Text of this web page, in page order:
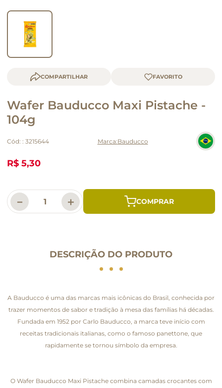
COMPARTILHAR
Wafer Bauducco Maxi Pistache -
104g
Cód: : 3215644 Bauducco
R$ 5,30
＋
－
DESCRIÇÃO DO PRODUTO
A Bauducco é uma das marcas mais icônicas do Brasil, conhecida por
trazer momentos de sabor e tradição à mesa das famílias há décadas.
Fundada em 1952 por Carlo Bauducco, a marca teve início com
receitas tradicionais italianas, como o famoso panettone, que
rapidamente se tornou símbolo da empresa.
O Wafer Bauducco Maxi Pistache combina camadas crocantes com